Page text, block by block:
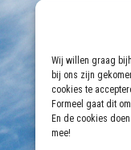
Wij willen graag
bij ons zijn
cookies te
Formeel gaat dit
En de cookies
mee!